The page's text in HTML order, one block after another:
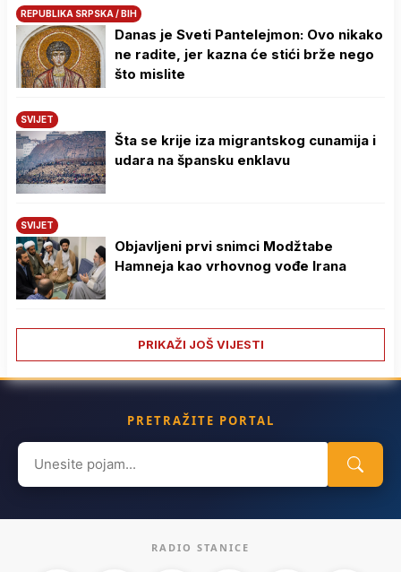
REPUBLIKA SRPSKA / BIH
Danas je Sveti Pantelejmon: Ovo nikako
ne radite, jer kazna će stići brže nego
što mislite
SVIJET
Šta se krije iza migrantskog cunamija i
udara na špansku enklavu
SVIJET
Objavljeni prvi snimci Modžtabe
Hamneja kao vrhovnog vođe Irana
PRIKAŽI JOŠ VIJESTI
PRETRAŽITE PORTAL
Search
for:
RADIO STANICE